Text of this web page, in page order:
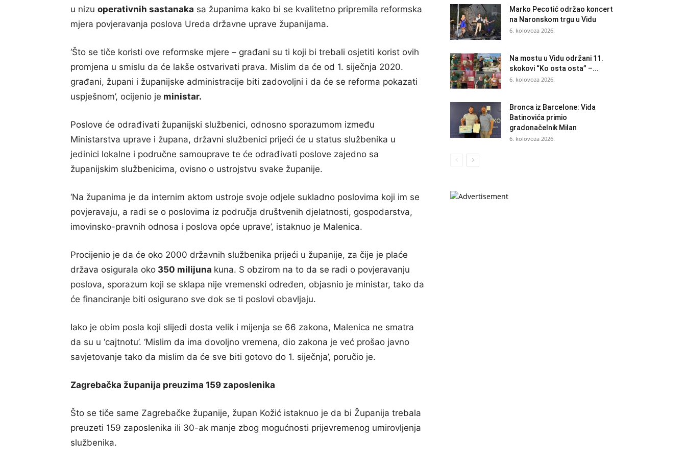
u nizu operativnih sastanaka sa županima kako bi se kvalitetno pripremila reformska
mjera povjeravanja poslova Ureda državne uprave županijama.
‘Što se tiče koristi ove reformske mjere – građani su ti koji bi trebali osjetiti korist ovih
promjena u smislu da će lakše ostvarivati prava. Mislim da će od 1. siječnja 2020.
građani, župani i županijske administracije biti zadovoljni i da će se reforma pokazati
uspješnom’, ocijenio je ministar.
Poslove će odrađivati županijski službenici, odnosno sporazumom između
Ministarstva uprave i župana, državni službenici prijeći će u status službenika u
jedinici lokalne i područne samouprave te će odrađivati poslove zajedno sa
županijskim službenicima, ovisno o ustrojstvu svake županije.
‘Na županima je da internim aktom ustroje svoje odjele sukladno poslovima koji im se
povjeravaju, a radi se o poslovima iz područja društvenih djelatnosti, gospodarstva,
imovinsko-pravnih odnosa i poslova opće uprave’, istaknuo je Malenica.
Procijenio je da će oko 2000 državnih službenika prijeći u županije, za čije je plaće
država osigurala oko 350 milijuna kuna. S obzirom na to da se radi o povjeravanju
poslova, sporazum koji se sklapa nije vremenski određen, objasnio je ministar, tako da
će financiranje biti osigurano sve dok se ti poslovi obavljaju.
Iako je obim posla koji slijedi dosta velik i mijenja se 66 zakona, Malenica ne smatra
da su u ‘cajtnotu’. ‘Mislim da ima dovoljno vremena, dio zakona je već prošao javno
savjetovanje tako da mislim da će sve biti gotovo do 1. siječnja’, poručio je.
Zagrebačka županija preuzima 159 zaposlenika
Što se tiče same Zagrebačke županije, župan Kožić istaknuo je da bi Županija trebala
preuzeti 159 zaposlenika ili 30-ak manje zbog mogućnosti prijevremenog umirovljenja
službenika.
Marko Pecotić održao koncert
na Naronskom trgu u Vidu
6. kolovoza 2026.
Na mostu u Vidu održani 11.
skokovi “Ko osta osta” –...
6. kolovoza 2026.
Bronca iz Barcelone: Vida
Batinovića primio
gradonačelnik Milan
6. kolovoza 2026.